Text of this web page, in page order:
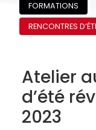
FORMATIONS
RENCONTRES
Atelier
d’été
2023